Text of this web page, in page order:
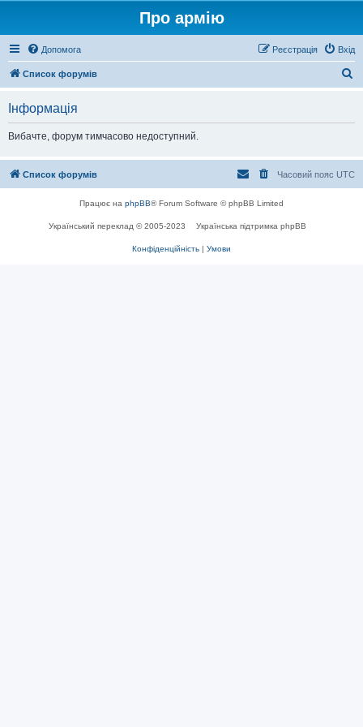
Про армію
Допомога Вхід
Реєстрація
Список форумів
Інформація
Вибачте, форум тимчасово недоступний.
Список форумів Часовий пояс UTC
Працює на phpBB® Forum Software © phpBB Limited
Український переклад © 2005-2023 Українська підтримка phpBB
Конфіденційність | Умови